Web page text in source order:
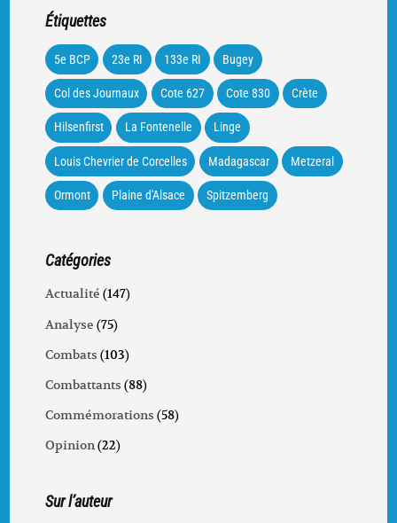
Étiquettes
5e BCP 23e RI 133e RI Bugey
Col des Journaux Cote 627 Cote 830 Crète
Hilsenfirst La Fontenelle Linge
Louis Chevrier de Corcelles Madagascar Metzeral
Ormont Plaine d'Alsace Spitzemberg
Catégories
Actualité (147)
Analyse (75)
Combats (103)
Combattants (88)
Commémorations (58)
Opinion(22)
Sur l’auteur